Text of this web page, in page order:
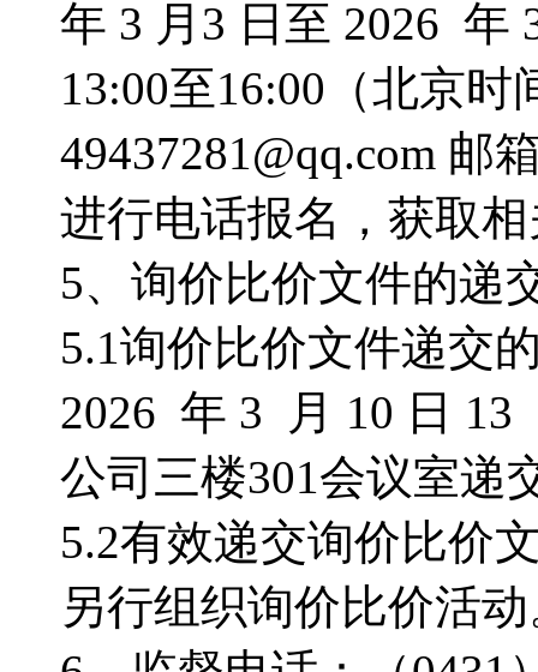
年 3 月3 日至 2026 年
13:00至16:00（北京
49437281@qq.com 邮
进行电话报名，获取
5、询价比价文件的递
5.1询价比价文件递交
2026 年 3 月 10 日
公司三楼301会议室递
5.2有效递交询价比价
另行组织询价比价活